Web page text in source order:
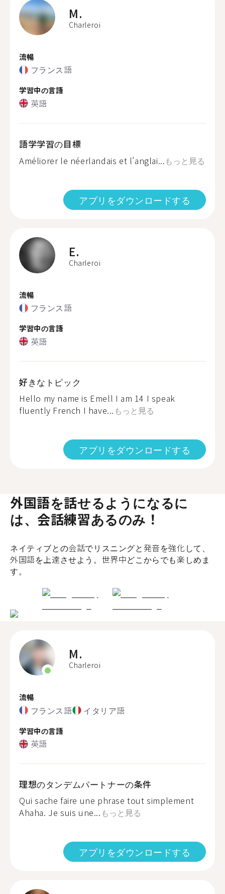
M.
Charleroi
流暢
フランス語
学習中の言語
英語
語学学習の目標
Améliorer le néerlandais et l’anglai...もっと見る
アプリをダウンロードする
E.
Charleroi
流暢
フランス語
学習中の言語
英語
好きなトピック
Hello my name is Emell I am 14 I speak
fluently French I have... もっと見る
アプリをダウンロードする
外国語を話せるようになるに
は、会話練習あるのみ！
ネイティブとの会話でリスニングと発音を強化して、
外国語を上達させよう。世界中どこからでも楽しめま
す。
M.
Charleroi
流暢
フランス語 イタリア語
学習中の言語
英語
理想のタンデムパートナーの条件
Qui sache faire une phrase tout simplement
Ahaha. Je suis une... もっと見る
アプリをダウンロードする